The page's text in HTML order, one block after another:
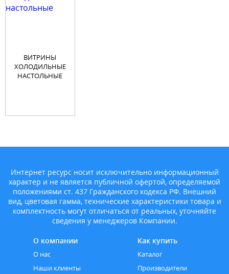
ВИТРИНЫ
ХОЛОДИЛЬНЫЕ
НАСТОЛЬНЫЕ
Интернет ресурс носит исключительно информационный
характер и не является публичной офертой, определяемой
положениями ст. 437 Гражданского кодекса РФ. Внешний
вид, цветовая гамма, технические характеристики товара и
комплектность могут отличаться от реальных, уточняйте
сведения у менеджеров Компании.
О компании
О нас
Наши клиенты
Как купить
Каталог
Производители